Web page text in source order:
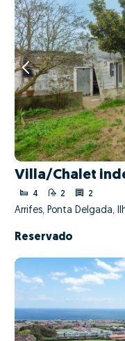
Villa/Chalet
4 2 2
Arrifes, Ponta Delgada,
Reservado